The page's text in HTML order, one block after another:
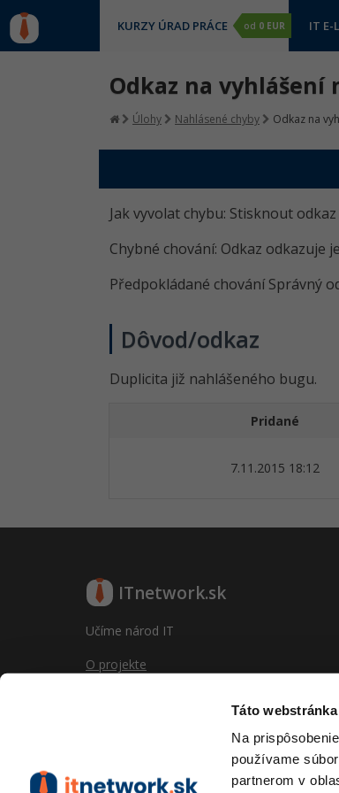
Táto
Na
používame
partnerom v
KURZY ÚRAD PRÁCE od 0 EUR IT E-
Odkaz na vyhlášení
Úlohy Nahlásené chyby Odkaz na
Jak vyvolat chybu: Stisknout
Chybné chování: Odkaz odkazuje
Předpokládané chování Správný
Dôvod/odkaz
Duplicita již nahlášeného bugu.
Pridané
7.11.2015 18:12
ITnetwork.sk
Učíme národ IT
O projekte